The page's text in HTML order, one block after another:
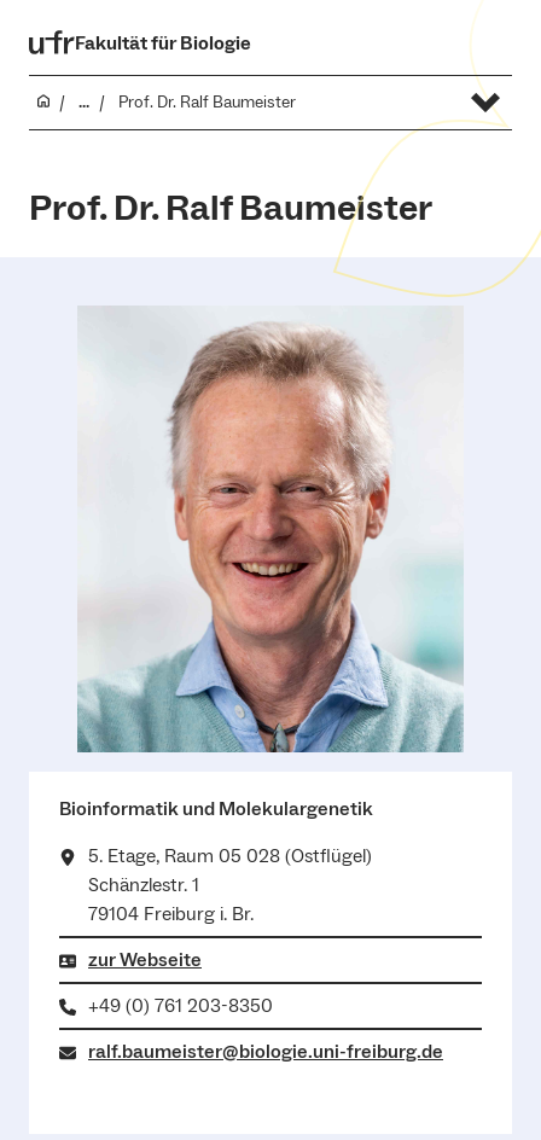
Fakultät für Biologie
... Prof. Dr. Ralf Baumeister
Prof. Dr. Ralf Baumeister
Bioinformatik und Molekulargenetik
5. Etage, Raum 05 028 (Ostflügel)
Schänzlestr. 1
79104 Freiburg i. Br.
zur Webseite
+49 (0) 761 203-8350
ralf.baumeister@biologie.uni-freiburg.de